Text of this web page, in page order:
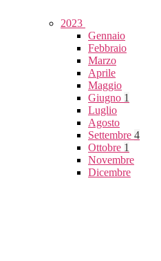
2023
Gennaio
Febbraio
Marzo
Aprile
Maggio
Giugno 1
Luglio
Agosto
Settembre 4
Ottobre 1
Novembre
Dicembre